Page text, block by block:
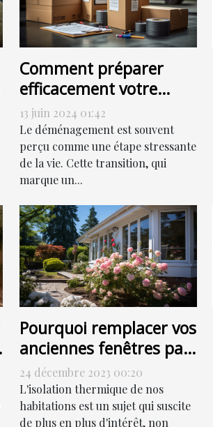
Comment préparer
efficacement votre
déménagement pour
une transition en
douceur
13 juin 2024 01:42
Le déménagement est souvent
perçu comme une étape stressante
de la vie. Cette transition, qui
marque un...
Pourquoi remplacer vos
anciennes fenêtres par
des fenêtres PVC peut
contribuer à la
réduction de votre
24 décembre 2023 00:20
L'isolation thermique de nos
habitations est un sujet qui suscite
de plus en plus d'intérêt, non